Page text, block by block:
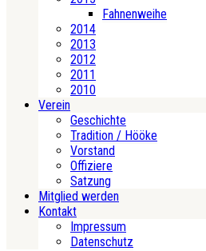
Fahnenweihe
2014
2013
2012
2011
2010
Verein
Geschichte
Tradition / Hööke
Vorstand
Offiziere
Satzung
Mitglied werden
Kontakt
Impressum
Datenschutz